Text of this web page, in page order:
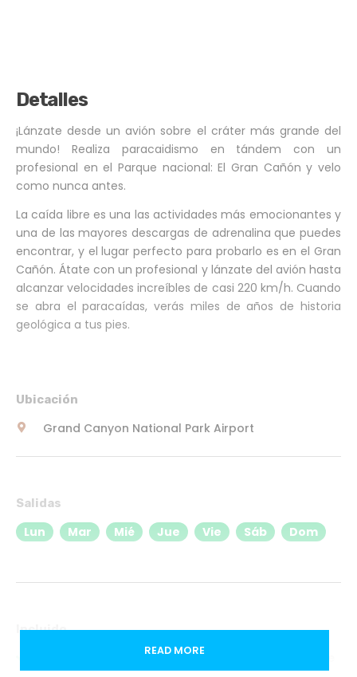
Detalles
¡Lánzate desde un avión sobre el cráter más grande del
mundo! Realiza paracaidismo en tándem con un
profesional en el Parque nacional: El Gran Cañón y velo
como nunca antes.
La caída libre es una las actividades más emocionantes y
una de las mayores descargas de adrenalina que puedes
encontrar, y el lugar perfecto para probarlo es en el Gran
Cañón. Átate con un profesional y lánzate del avión hasta
alcanzar velocidades increíbles de casi 220 km/h. Cuando
se abra el paracaídas, verás miles de años de historia
geológica a tus pies.
Ubicación
Grand Canyon National Park Airport
Salidas
Lun Mar Mié Jue Vie Sáb Dom
Incluido
Paracaidismo en tándem (30 - 45 minutos) sobre
READ MORE